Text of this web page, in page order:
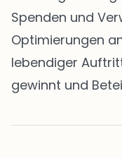
Spenden und
Optimierungen
lebendiger
gewinnt und